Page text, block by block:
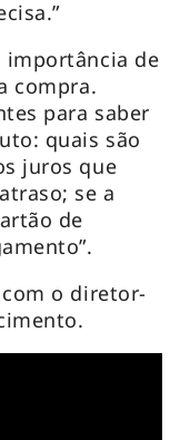
importância de
compra.
para saber
quais são
juros que
se a
de
o diretor-